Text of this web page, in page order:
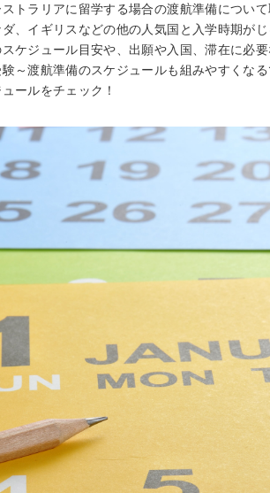
トラリアに留学する場合の渡航準備について
、イギリスなどの他の人気国と入学時期が
ケジュール目安や、出願や入国、滞在に必
～渡航準備のスケジュールも組みやすくな
ールをチェック！